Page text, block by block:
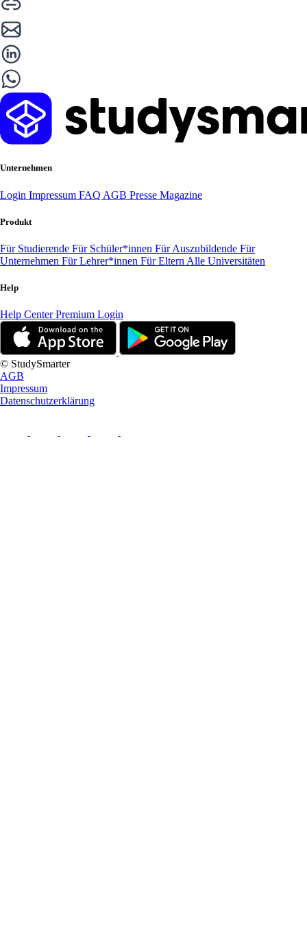
Unternehmen
Login Impressum FAQ AGB Presse Magazine
Produkt
Für Studierende Für Schüler*innen Für Auszubildende Für
Unternehmen Für Lehrer*innen Für Eltern Alle Universitäten
Help
Help CenterPremium Login
© StudySmarter
AGB
Impressum
Datenschutzerklärung